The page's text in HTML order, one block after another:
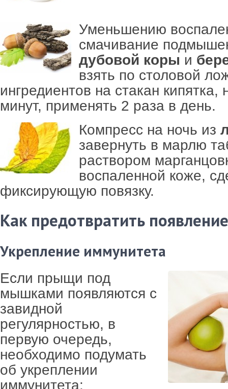
Уменьшению
смачивание
дубовой коры и
взять по столовой
ингредиентов на стакан кипятка,
минут, применять 2 раза в день.
Компресс на ночь из
завернуть в марлю
раствором
воспаленной коже,
фиксирующую повязку.
Как предотвратить
Укрепление иммунитета
Если прыщи под
мышками появляются с
завидной
регулярностью, в
первую очередь,
необходимо подумать
об укреплении
иммунитета: